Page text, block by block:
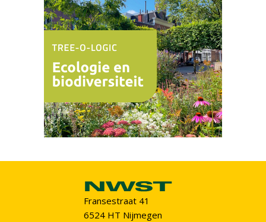
Fransestraat 41
6524 HT Nijmegen